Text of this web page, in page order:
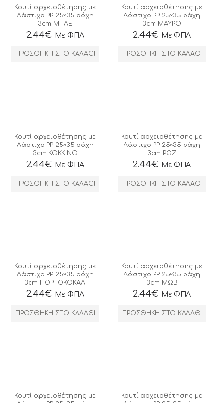
Κουτί αρχειοθέτησης με
Λάστιχο ΡΡ 25×35 ράχη
3cm ΜΠΛΕ
2.44€ Με ΦΠΑ
ΠΡΟΣΘΉΚΗ ΣΤΟ ΚΑΛΆΘΙ
Κουτί αρχειοθέτησης με
Λάστιχο ΡΡ 25×35 ράχη
3cm ΜΑΥΡΟ
2.44€ Με ΦΠΑ
ΠΡΟΣΘΉΚΗ ΣΤΟ ΚΑΛΆΘΙ
Κουτί αρχειοθέτησης με
Λάστιχο ΡΡ 25×35 ράχη
3cm ΚΟΚΚΙΝΟ
2.44€ Με ΦΠΑ
ΠΡΟΣΘΉΚΗ ΣΤΟ ΚΑΛΆΘΙ
Κουτί αρχειοθέτησης με
Λάστιχο ΡΡ 25×35 ράχη
3cm ΡΟΖ
2.44€ Με ΦΠΑ
ΠΡΟΣΘΉΚΗ ΣΤΟ ΚΑΛΆΘΙ
Κουτί αρχειοθέτησης με
Λάστιχο ΡΡ 25×35 ράχη
3cm ΠΟΡΤΟΚΟΚΑΛΙ
2.44€ Με ΦΠΑ
ΠΡΟΣΘΉΚΗ ΣΤΟ ΚΑΛΆΘΙ
Κουτί αρχειοθέτησης με
Λάστιχο ΡΡ 25×35 ράχη
3cm ΜΩΒ
2.44€ Με ΦΠΑ
ΠΡΟΣΘΉΚΗ ΣΤΟ ΚΑΛΆΘΙ
Κουτί αρχειοθέτησης με
Κουτί αρχειοθέτησης με